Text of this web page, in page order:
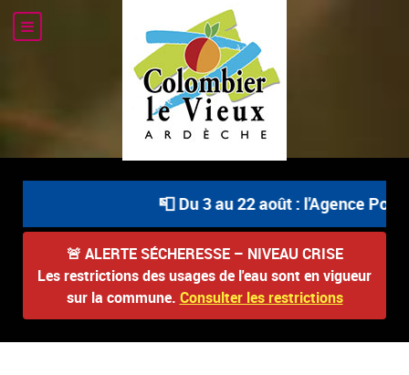
📮 Du 3 au 22 août : l'Agence
🚨 ALERTE SÉCHERESSE – NIVEAU CRISE
Les restrictions des usages de l'eau sont en vigueur
sur la commune. Consulter les restrictions